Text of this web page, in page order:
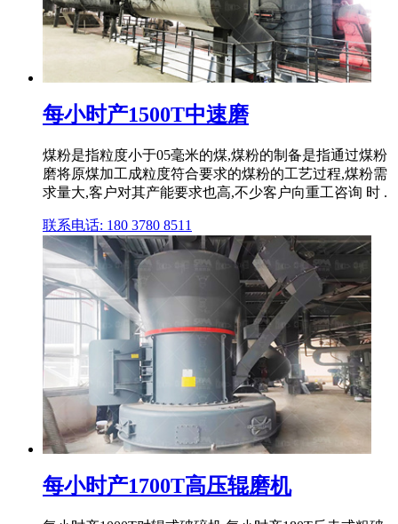
每小时产1500T中速磨
煤粉是指粒度小于05毫米的煤,煤粉的制备是指通过煤粉
磨将原煤加工成粒度符合要求的煤粉的工艺过程,煤粉需
求量大,客户对其产能要求也高,不少客户向重工咨询 时 .
联系电话: 180 3780 8511
每小时产1700T高压辊磨机